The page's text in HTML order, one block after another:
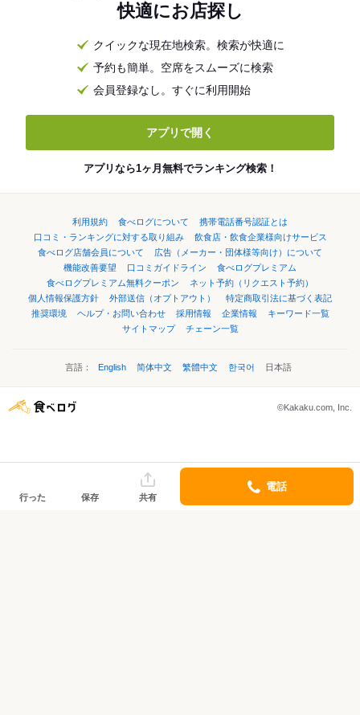
快適にお店探し
クイックな現在地検索。検索が快適に
予約も簡単。空席をスムーズに検索
会員登録なし。すぐに利用開始
アプリで開く
アプリなら1ヶ月無料でランキング検索！
利用規約 食べログについて
携帯電話番号認証とは
口コミ・ランキングに対する取り組み
飲食店・飲食企業様向けサービス
食べログ店舗会員について
広告（メーカー・団体様等向け）について
機能改善要望
口コミガイドライン
食べログプレミアム
食べログプレミアム無料クーポン
ネット予約（リクエスト予約）
個人情報保護方針
外部送信（オプトアウト）
特定商取引法に基づく表記
推奨環境
ヘルプ・お問い合わせ 採用情報 企業情報
キーワード一覧
サイトマップ
チェーン一覧
言語： English 简体中文 繁體中文 한국어 日本語
©Kakaku.com, Inc.
行った 保存 共有
電話